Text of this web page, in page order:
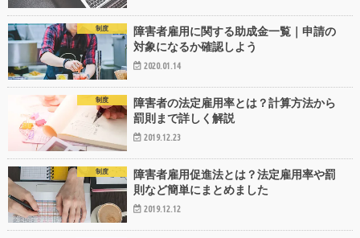
制度
障害者雇用に関する助成金一覧｜申請の
対象になるか確認しよう
2020.01.14
制度
障害者の法定雇用率とは？計算方法から
罰則まで詳しく解説
2019.12.23
制度
障害者雇用促進法とは？法定雇用率や罰
則など簡単にまとめました
2019.12.12